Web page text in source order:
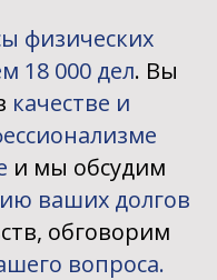
физических
18 000 дел. Вы
качестве и
и мы обсудим
ваших долгов
обговорим
вопроса.